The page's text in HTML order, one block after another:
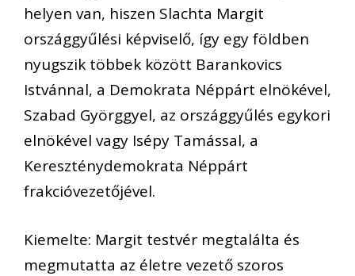
helyen van, hiszen Slachta Margit
országgyűlési képviselő, így egy földben
nyugszik többek között Barankovics
Istvánnal, a Demokrata Néppárt elnökével,
Szabad Györggyel, az országgyűlés egykori
elnökével vagy Isépy Tamással, a
Kereszténydemokrata Néppárt
frakcióvezetőjével.
Kiemelte: Margit testvér megtalálta és
megmutatta az életre vezető szoros